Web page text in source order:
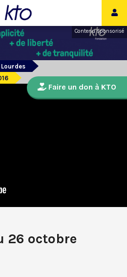
Contenu sponsorisé
26 octobre
Faire un don à KTO